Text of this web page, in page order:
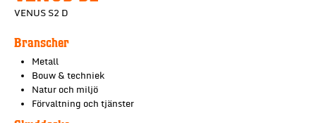
VENUS S2 D
Branscher
Metall
Bouw & techniek
Natur och miljö
Förvaltning och tjänster